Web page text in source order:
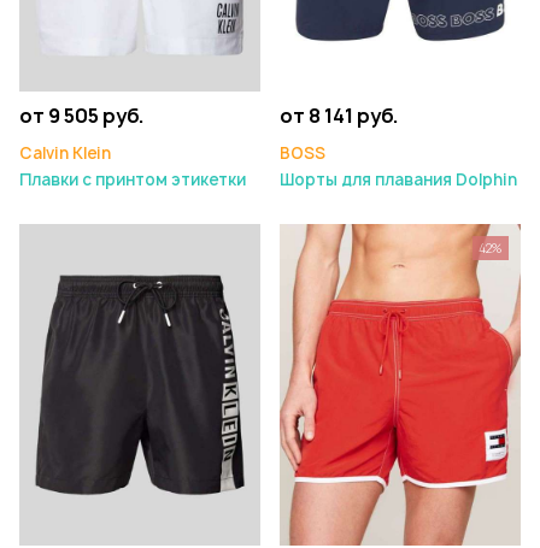
от 9 505 руб.
Calvin Klein
Плавки с принтом этикетки
от 8 141 руб.
BOSS
Шорты для плавания Dolphin
42%